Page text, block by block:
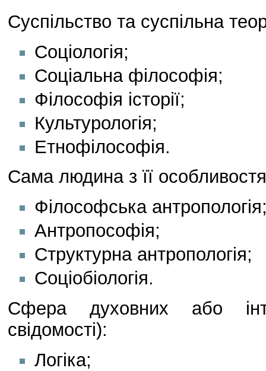
Суспільство та суспільна
Соціологія;
Соціальна філософія;
Філософія історії;
Культурологія;
Етнофілософія.
Сама людина з її
Філософська
Антропософія;
Структурна антропологія;
Соціобіологія.
Сфера духовних або
свідомості):
Логіка;